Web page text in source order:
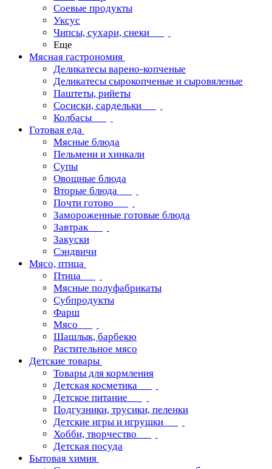
Соевые продукты
Уксус
Чипсы, сухари, снеки
Еще
Мясная гастрономия
Деликатесы варено-копченые
Деликатесы сырокопченые и сыровяленые
Паштеты, рийеты
Сосиски, сардельки
Колбасы
Готовая еда
Мясные блюда
Пельмени и хинкали
Супы
Овощные блюда
Вторые блюда
Почти готово
Замороженные готовые блюда
Завтрак
Закуски
Сэндвичи
Мясо, птица
Птица
Мясные полуфабрикаты
Субпродукты
Фарш
Мясо
Шашлык, барбекю
Растительное мясо
Детские товары
Товары для кормления
Детская косметика
Детское питание
Подгузники, трусики, пеленки
Детские игры и игрушки
Хобби, творчество
Детская посуда
Бытовая химия